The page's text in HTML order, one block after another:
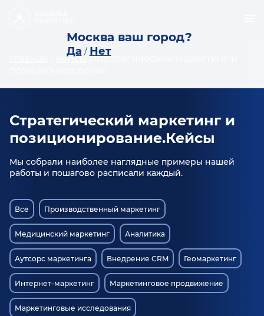
Москва ваш город?
Да / Нет
кейсы /стратегический маркетинг и
Стратегический маркетинг и
позиционирование.Кейсы
Мы собрали наиболее наглядные примеры нашей
работы и пошагово расписали каждый.
Все Производственный маркетинг
Медицинский маркетинг Аналитика
Аутсорс маркетинга Внедрение CRM Геомаркетинг
Интернет-маркетинг Маркетинговое продвижение
Маркетинговые исследования